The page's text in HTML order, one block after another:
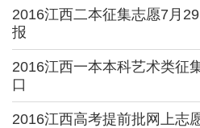
2016江西二本征集志愿7月
报
2016江西一本本科艺术类征
口
2016江西高考提前批网上志